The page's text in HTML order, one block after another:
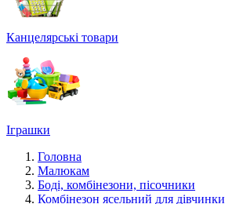
Канцелярські товари
Іграшки
Головна
Малюкам
Боді, комбінезони, пісочники
Комбінезон ясельний для дівчинки